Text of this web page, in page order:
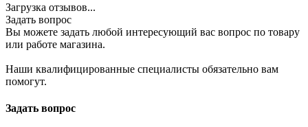
Загрузка отзывов...
Задать вопрос
Вы можете задать любой интересующий вас вопрос по товару
или работе магазина.
Наши квалифицированные специалисты обязательно вам
помогут.
Задать вопрос